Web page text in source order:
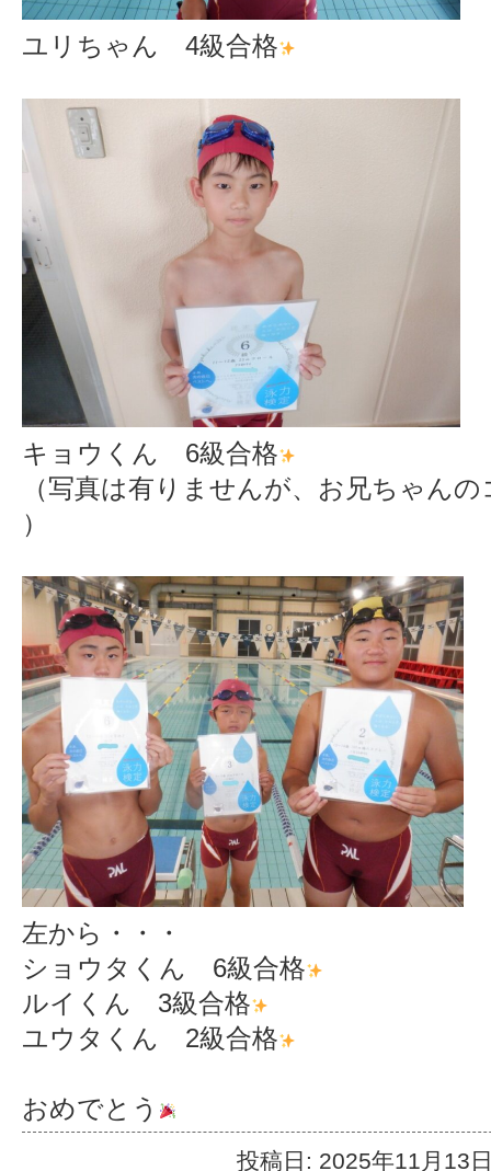
ユリちゃん 4級合格
キョウくん 6級合格
（写真は有りませんが、お兄ちゃん
）
左から・・・
ショウタくん 6級合格
ルイくん 3級合格
ユウタくん 2級合格
おめでとう
投稿日: 2025年11月13